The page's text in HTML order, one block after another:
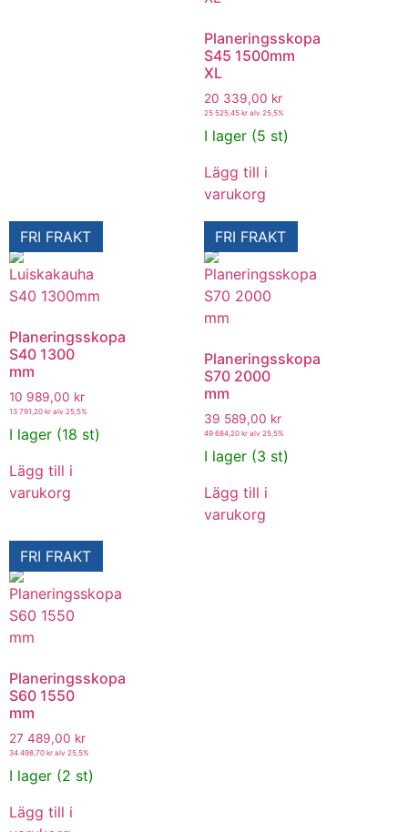
Planeringsskopa
S45 1500mm
XL
20 339,00 kr
25 525,45 kr alv 25,5%
I lager (5 st)
Lägg till i
varukorg
FRI FRAKT
Planeringsskopa
S40 1300
mm
10 989,00 kr
13 791,20 kr alv 25,5%
I lager (18 st)
Lägg till i
varukorg
FRI FRAKT
Planeringsskopa
S70 2000
mm
39 589,00 kr
49 684,20 kr alv 25,5%
I lager (3 st)
Lägg till i
varukorg
FRI FRAKT
Planeringsskopa
S60 1550
mm
27 489,00 kr
34 498,70 kr alv 25,5%
I lager (2 st)
Lägg till i